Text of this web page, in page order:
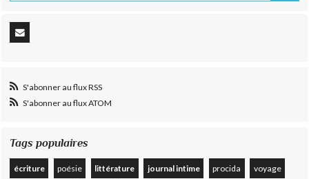
S'abonner au flux RSS
S'abonner au flux ATOM
Tags populaires
écriture poésie littérature journal intime procida voyage